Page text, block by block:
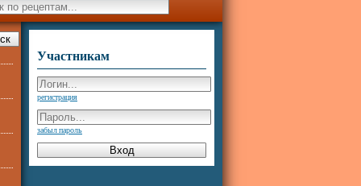
Участникам
регистрация
забыл пароль